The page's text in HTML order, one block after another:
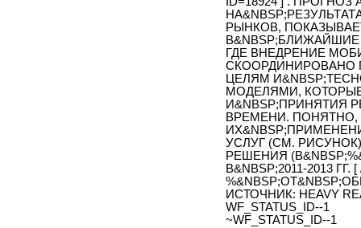
РЫНКОВ,
ГДЕ ВНЕДРЕНИЕ
СКООРДИНИРОВАНО
ЦЕЛЯМ
МОДЕЛЯМИ,
И&NBSP;ПРИНЯТИЯ
ВРЕМЕНИ. ПОНЯТНО,
УСЛУГ (СМ.
РЕШЕНИЯ
В&NBSP;2011-2013 ГГ.
ИСТОЧНИК: HEAVY
WF_STATUS_ID--1
~WF_STATUS_ID--1